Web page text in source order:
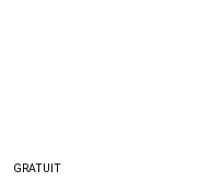
GRATUIT